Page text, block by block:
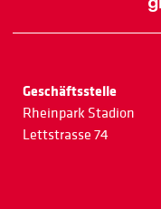
Geschäftsstelle
Rheinpark Stadion
Lettstrasse 74